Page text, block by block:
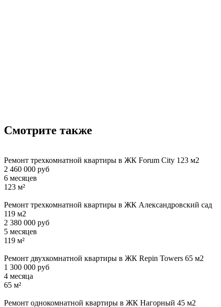
Смотрите также
Ремонт трехкомнатной квартиры в ЖК Forum City 123 м2
2 460 000 руб
6 месяцев
123 м²
Ремонт трехкомнатной квартиры в ЖК Александровский сад
119 м2
2 380 000 руб
5 месяцев
119 м²
Ремонт двухкомнатной квартиры в ЖК Repin Towers 65 м2
1 300 000 руб
4 месяца
65 м²
Ремонт однокомнатной квартиры в ЖК Нагорный 45 м2